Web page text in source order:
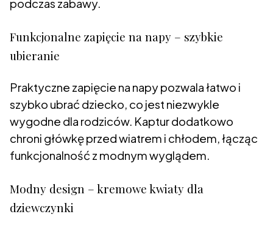
podczas zabawy.
Funkcjonalne zapięcie na napy – szybkie
ubieranie
Praktyczne zapięcie na napy pozwala łatwo i
szybko ubrać dziecko, co jest niezwykle
wygodne dla rodziców. Kaptur dodatkowo
chroni główkę przed wiatrem i chłodem, łącząc
funkcjonalność z modnym wyglądem.
Modny design – kremowe kwiaty dla
dziewczynki